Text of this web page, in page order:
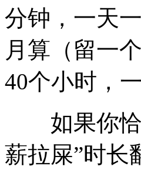
分钟，一天
月算（留一
40个小时，
如果你恰
薪拉屎”时长